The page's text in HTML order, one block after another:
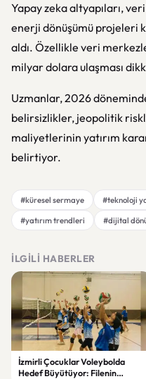
Yapay zeka altyapıları,
enerji dönüşümü projeleri
aldı. Özellikle veri
milyar dolara ulaşması
Uzmanlar, 2026
belirsizlikler, jeopolitik
maliyetlerinin yatırım
belirtiyor.
#küresel sermaye #teknoloji
#yatırım trendleri
#dijital
İLGILI HABERLER
İzmirli Çocuklar Voleybolda
Hedef Büyütüyor: Filenin